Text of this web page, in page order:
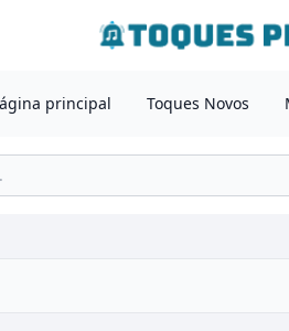
principal Toques Novos